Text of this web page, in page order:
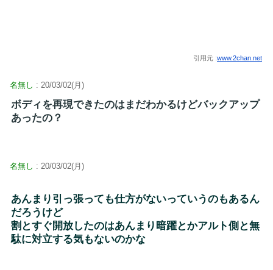
引用元 :www.2chan.net
名無し : 20/03/02(月)
ボディを再現できたのはまだわかるけどバックアップ
あったの？
名無し : 20/03/02(月)
あんまり引っ張っても仕方がないっていうのもあるん
だろうけど
割とすぐ開放したのはあんまり暗躍とかアルト側と無
駄に対立する気もないのかな